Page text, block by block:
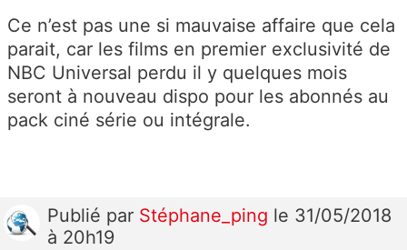
Ce n’est pas une si mauvaise affaire que cela
parait, car les films en premier exclusivité de
NBC Universal perdu il y quelques mois
seront à nouveau dispo pour les abonnés au
pack ciné série ou intégrale.
Publié par Stéphane_ping le 31/05/2018
à 20h19